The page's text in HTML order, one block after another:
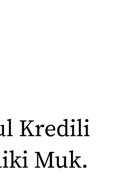
Kredili
Muk.